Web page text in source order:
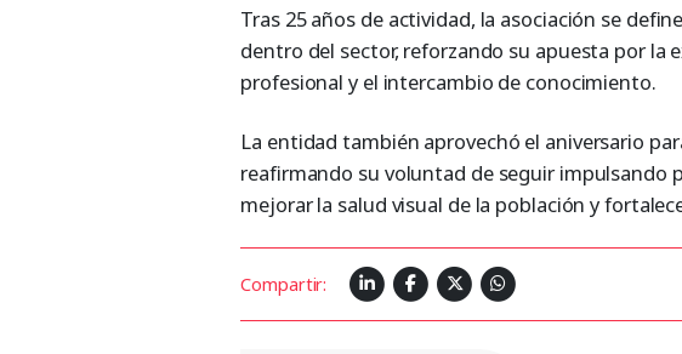
Tras 25 años de actividad, la asociación se
dentro del sector, reforzando su apuesta por la
profesional y el intercambio de conocimiento.
La entidad también aprovechó el aniversario
reafirmando su voluntad de seguir impulsando
mejorar la salud visual de la población y
Compartir: